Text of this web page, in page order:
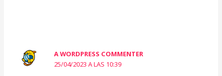
A WORDPRESS COMMENTER
25/04/2023 A LAS 10:39